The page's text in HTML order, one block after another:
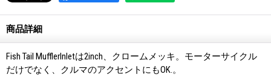
商品詳細
Fish Tail MufflerInletは2inch、クロームメッキ。モーターサイクル
だけでなく、クルマのアクセントにもOK.。